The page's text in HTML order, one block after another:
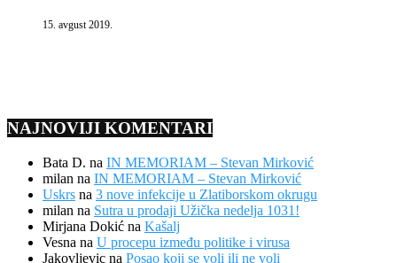
15. avgust 2019.
NAJNOVIJI KOMENTARI
Bata D. na IN MEMORIAM – Stevan Mirković
milan na IN MEMORIAM – Stevan Mirković
Uskrs na 3 nove infekcije u Zlatiborskom okrugu
milan na Sutra u prodaji Užička nedelja 1031!
Mirjana Dokić na Kašalj
Vesna na U procepu između politike i virusa
Jakovljevic na Posao koji se voli ili ne voli